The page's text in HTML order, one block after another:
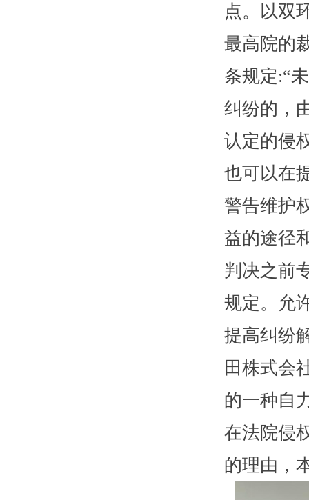
点。以双
最高院的
条规定:“
纠纷的，
认定的侵
也可以在
警告维护
益的途径
判决之前
规定。允
提高纠纷
田株式会
的一种自
在法院侵
的理由，